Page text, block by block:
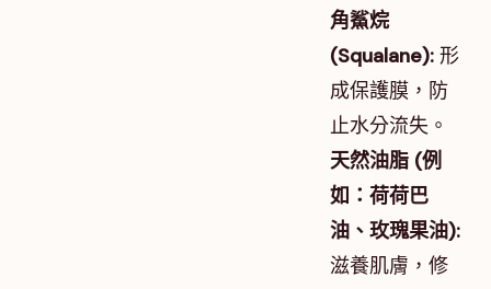
角鯊烷
(Squalane): 形
成保護膜，防
止水分流失。
天然油脂 (例
如：荷荷巴
油、玫瑰果油):
滋養肌膚，修